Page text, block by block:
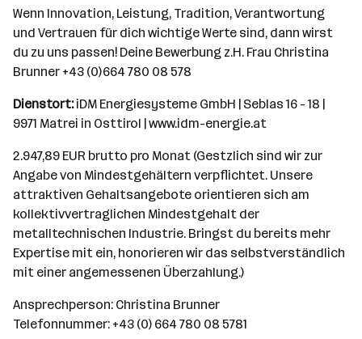
Wenn Innovation, Leistung, Tradition, Verantwortung
und Vertrauen für dich wichtige Werte sind, dann wirst
du zu uns passen! Deine Bewerbung z.H. Frau Christina
Brunner +43 (0)664 780 08 578
Dienstort:iDM Energiesysteme GmbH | Seblas 16 - 18 |
9971 Matrei in Osttirol | www.idm-energie.at
2.947,89 EUR brutto pro Monat (Gestzlich sind wir zur
Angabe von Mindestgehältern verpflichtet. Unsere
attraktiven Gehaltsangebote orientieren sich am
kollektivvertraglichen Mindestgehalt der
metalltechnischen Industrie. Bringst du bereits mehr
Expertise mit ein, honorieren wir das selbstverständlich
mit einer angemessenen Überzahlung.)
Ansprechperson: Christina Brunner
Telefonnummer: +43 (0) 664 780 08 5781